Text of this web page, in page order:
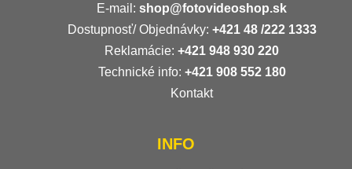
E-mail: shop@fotovideoshop.sk
Dostupnosť/ Objednávky: +421 48 /222 1333
Reklamácie: +421 948 930 220
Technické info: +421 908 552 180
Kontakt
INFO